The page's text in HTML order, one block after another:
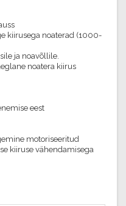
kiirusega noaterad (1000-
ja noavõllile.
noatera kiirus
eest
motoriseeritud
kiiruse vähendamisega